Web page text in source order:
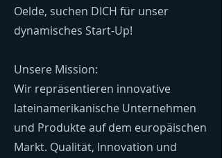
Oelde, suchen DICH für unser
dynamisches Start-Up!
Unsere Mission:
Wir repräsentieren innovative
lateinamerikanische Unternehmen
und Produkte auf dem europäischen
Markt. Qualität, Innovation und